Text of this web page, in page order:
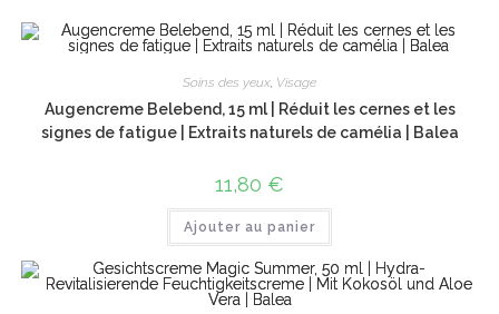
Soins des yeux, Visage
Augencreme Belebend, 15 ml | Réduit les cernes et les
signes de fatigue | Extraits naturels de camélia | Balea
11,80 €
Ajouter au panier